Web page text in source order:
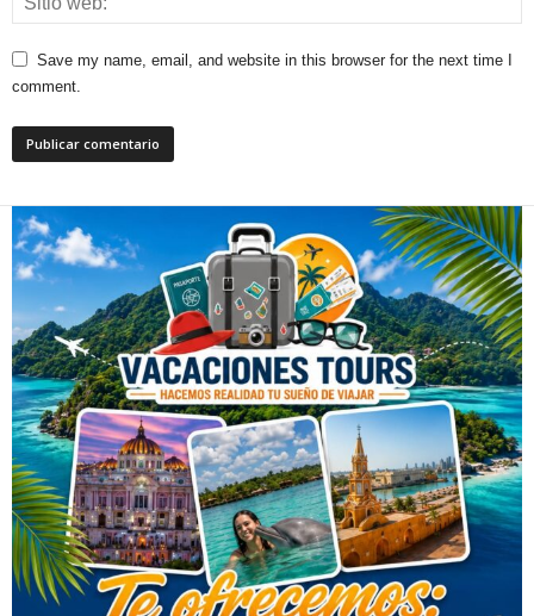
Save my name, email, and website in this browser for the next time I
comment.